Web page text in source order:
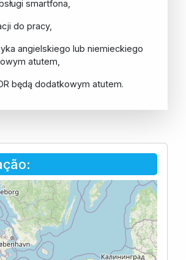
smartfona,
do pracy,
angielskiego lub niemieckiego
atutem,
będą dodatkowym atutem.